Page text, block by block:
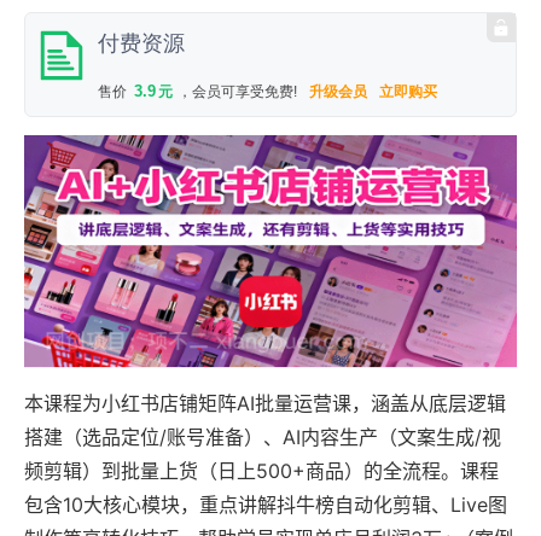
付费资源
售价 3.9元 ，会员可享受免费! 升级会员 立即购买
本课程为小红书店铺矩阵AI批量运营课，涵盖从底层逻辑
搭建（选品定位/账号准备）、AI内容生产（文案生成/视
频剪辑）到批量上货（日上500+商品）的全流程。课程
包含10大核心模块，重点讲解抖牛榜自动化剪辑、Live图